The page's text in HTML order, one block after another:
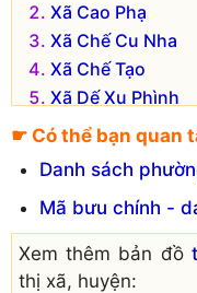
Xã Cao Phạ
Xã Chế Cu Nha
Xã Chế Tạo
Xã Dế Xu Phình
Xã Hồ Bốn
☛ Có thể bạn quan
Danh sách
Mã bưu chính -
Xem thêm bản đồ
thị xã, huyện: